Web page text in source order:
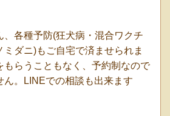
、各種予防(狂犬病・混合ワクチ
ミダニ)もご自宅で済ませられま
もらうこともなく、予約制なので
ん。LINEでの相談も出来ます